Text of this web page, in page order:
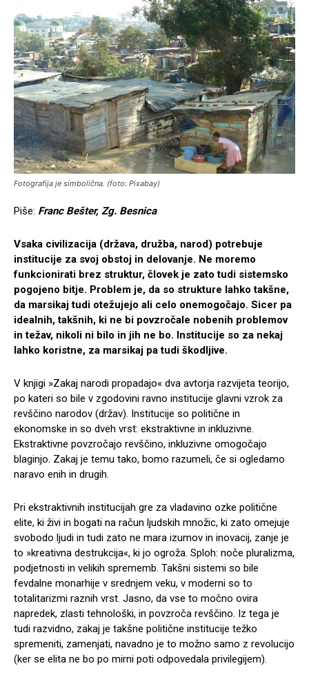
Fotografija je simbolična. (foto: Pixabay)
Piše: Franc Bešter, Zg. Besnica
Vsaka civilizacija (država, družba, narod) potrebuje
institucije za svoj obstoj in delovanje. Ne moremo
funkcionirati brez struktur, človek je zato tudi sistemsko
pogojeno bitje. Problem je, da so strukture lahko takšne,
da marsikaj tudi otežujejo ali celo onemogočajo. Sicer pa
idealnih, takšnih, ki ne bi povzročale nobenih problemov
in težav, nikoli ni bilo in jih ne bo. Institucije so za nekaj
lahko koristne, za marsikaj pa tudi škodljive.
V knjigi »Zakaj narodi propadajo« dva avtorja razvijeta teorijo,
po kateri so bile v zgodovini ravno institucije glavni vzrok za
revščino narodov (držav). Institucije so politične in
ekonomske in so dveh vrst: ekstraktivne in inkluzivne.
Ekstraktivne povzročajo revščino, inkluzivne omogočajo
blaginjo. Zakaj je temu tako, bomo razumeli, če si ogledamo
naravo enih in drugih.
Pri ekstraktivnih institucijah gre za vladavino ozke politične
elite, ki živi in bogati na račun ljudskih množic, ki zato omejuje
svobodo ljudi in tudi zato ne mara izumov in inovacij, zanje je
to »kreativna destrukcija«, ki jo ogroža. Sploh: noče pluralizma,
podjetnosti in velikih sprememb. Takšni sistemi so bile
fevdalne monarhije v srednjem veku, v moderni so to
totalitarizmi raznih vrst. Jasno, da vse to močno ovira
napredek, zlasti tehnološki, in povzroča revščino. Iz tega je
tudi razvidno, zakaj je takšne politične institucije težko
spremeniti, zamenjati, navadno je to možno samo z revolucijo
(ker se elita ne bo po mirni poti odpovedala privilegijem).